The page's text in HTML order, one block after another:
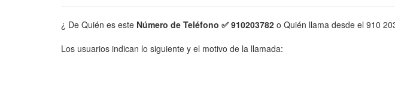
¿ De Quién es este Número de Teléfono ✅ 910203782 o Quién llama desde el 910
Los usuarios indican lo siguiente y el motivo de la llamada: